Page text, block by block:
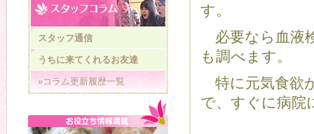
す。
必要なら血液
も調べます。
特に元気食欲
で、すぐに病院
スタッフ通信
うちに来てくれるお友達
»コラム更新履歴一覧